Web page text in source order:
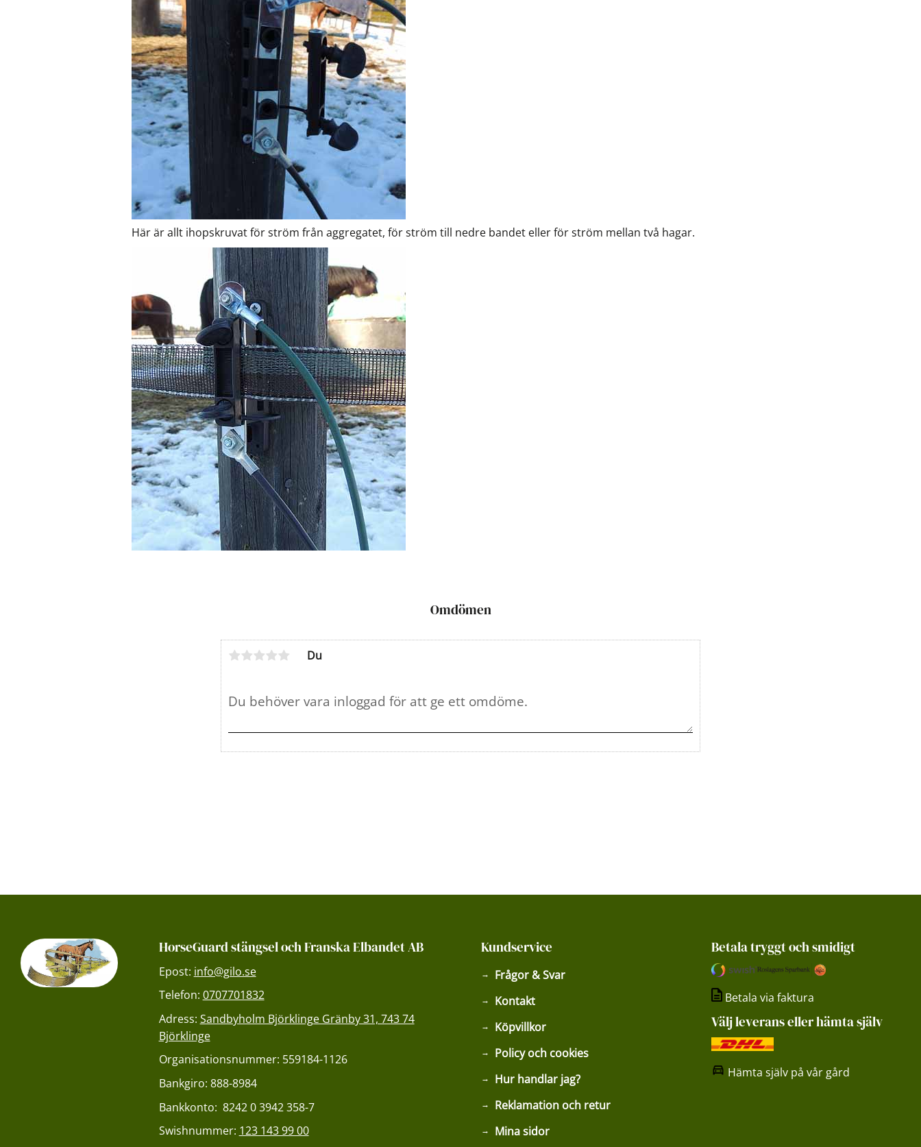
Här är allt ihopskruvat för ström från aggregatet, för ström till nedre bandet eller för ström mellan två hagar.
Omdömen
Du
HorseGuard stängsel och Franska Elbandet AB
Epost: info@gilo.se
Telefon: 0707701832
Adress: Sandbyholm Björklinge Gränby 31, 743 74
Björklinge
Organisationsnummer: 559184-1126
Bankgiro: 888-8984
Bankkonto: 8242 0 3942 358-7
Swishnummer: 123 143 99 00
Kundservice
Frågor & Svar
Kontakt
Köpvillkor
Policy och cookies
Hur handlar jag?
Reklamation och retur
Mina sidor
Betala tryggt och smidigt
Betala via faktura
Välj leverans eller hämta själv
Hämta själv på vår gård